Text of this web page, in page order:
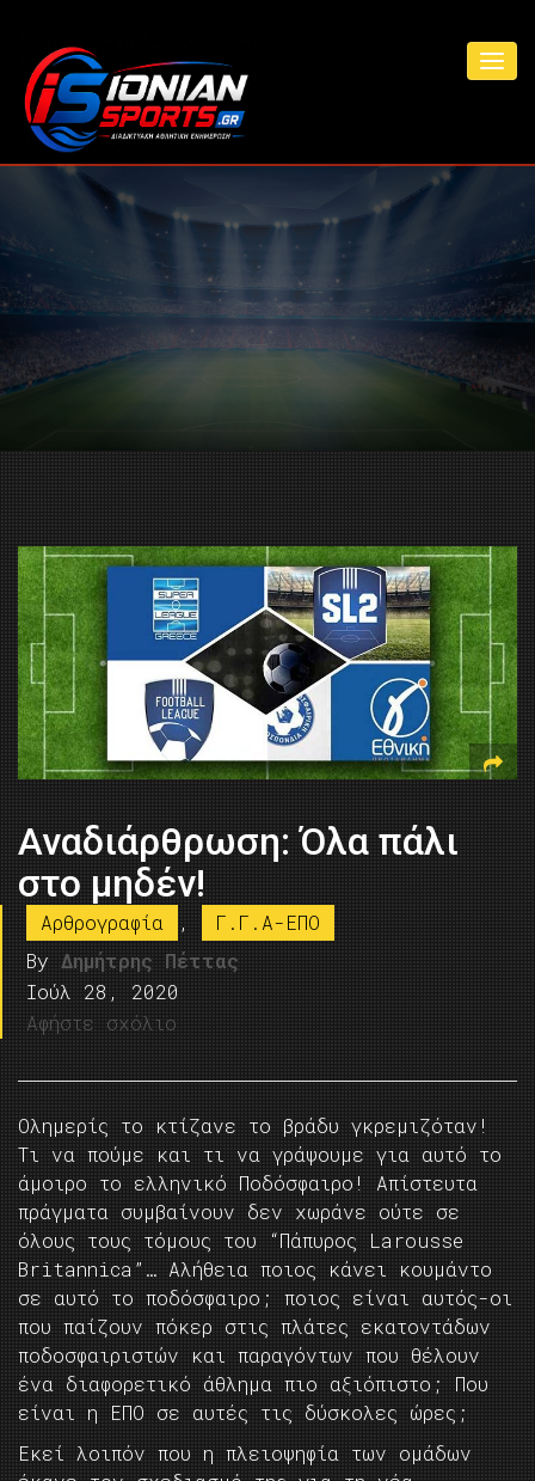
Αναδιάρθρωση: Όλα πάλι
στο μηδέν!
Αρθρογραφία ,
Γ.Γ.Α-ΕΠΟ
By Δημήτρης Πέττας
Ιούλ 28, 2020
Αφήστε σχόλιο
Ολημερίς το κτίζανε το βράδυ γκρεμιζόταν!
Τι να πούμε και τι να γράψουμε για αυτό το
άμοιρο το ελληνικό Ποδόσφαιρο! Απίστευτα
πράγματα συμβαίνουν δεν χωράνε ούτε σε
όλους τους τόμους του “Πάπυρος Larousse
Britannica”… Αλήθεια ποιος κάνει κουμάντο
σε αυτό το ποδόσφαιρο; ποιος είναι αυτός-οι
που παίζουν πόκερ στις πλάτες εκατοντάδων
ποδοσφαιριστών και παραγόντων που θέλουν
ένα διαφορετικό άθλημα πιο αξιόπιστο; Που
είναι η ΕΠΟ σε αυτές τις δύσκολες ώρες;
Εκεί λοιπόν που η πλειοψηφία των ομάδων